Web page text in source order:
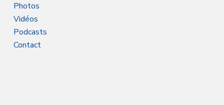
Photos
Vidéos
Podcasts
Contact